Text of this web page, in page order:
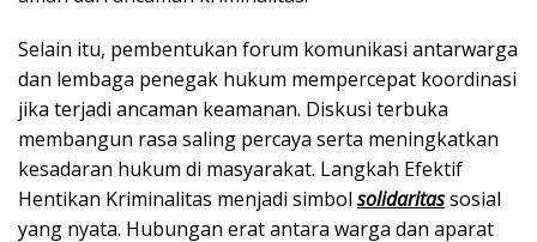
Selain itu, pembentukan forum komunikasi antarwarga
dan lembaga penegak hukum mempercepat koordinasi
jika terjadi ancaman keamanan. Diskusi terbuka
membangun rasa saling percaya serta meningkatkan
kesadaran hukum di masyarakat. Langkah Efektif
Hentikan Kriminalitas menjadi simbol solidaritassosial
yang nyata. Hubungan erat antara warga dan aparat